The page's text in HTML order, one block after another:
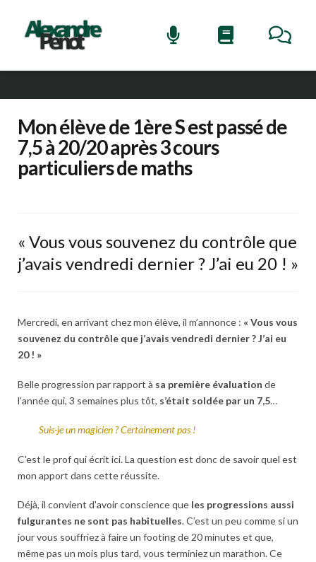
Mon élève de 1ère S est passé de
7,5 à 20/20 après 3 cours
particuliers de maths
« Vous vous souvenez du contrôle que
j’avais vendredi dernier ? J’ai eu 20 ! »
Mercredi, en arrivant chez mon élève, il m’annonce : « Vous vous
souvenez du contrôle que j’avais vendredi dernier ? J’ai eu
20 ! »
Belle progression par rapport à sa première évaluation de
l’année qui, 3 semaines plus tôt, s’était soldée par un 7,5…
Suis-je un magicien ? Certainement pas !
C'est le prof qui écrit ici. La question est donc de savoir quel est
mon apport dans cette réussite.
Déjà, il convient d'avoir conscience que les progressions aussi
fulgurantes ne sont pas habituelles. C’est un peu comme si un
jour vous souffriez à faire un footing de 20 minutes et que,
même pas un mois plus tard, vous terminiez un marathon. Ce